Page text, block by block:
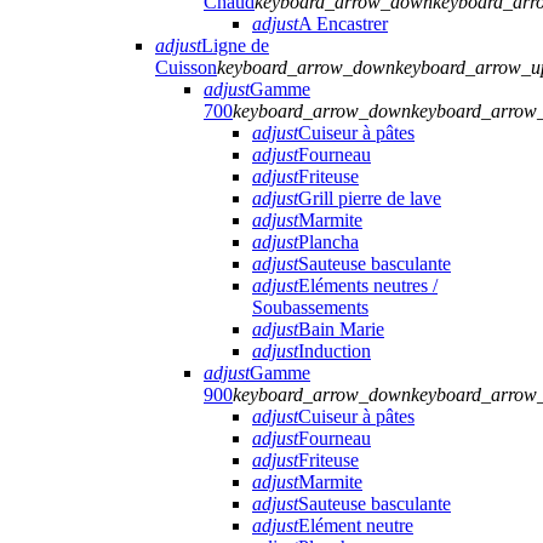
adjustA Encastrer
adjustLigne de
Cuissonkeyboard_arrow_down
adjustGamme
700keyboard_arrow_down
adjustCuiseur à pâtes
adjustFourneau
adjustFriteuse
adjustGrill pierre de lave
adjustMarmite
adjustPlancha
adjustSauteuse basculante
adjustEléments neutres /
Soubassements
adjustBain Marie
adjustInduction
adjustGamme
900keyboard_arrow_down
adjustCuiseur à pâtes
adjustFourneau
adjustFriteuse
adjustMarmite
adjustSauteuse basculante
adjustElément neutre